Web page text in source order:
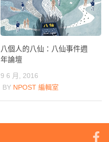
八個人的八仙：八仙事件週
年論壇
9 6 月, 2016
BY NPOST 編輯室